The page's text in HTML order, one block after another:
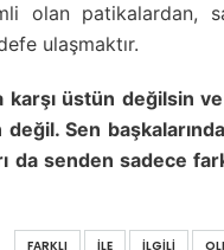
olan patikalardan,
ulaşmaktır.
karşı üstün değilsin
değil. Sen
da senden sadece
FARKLI İLE İLGILI